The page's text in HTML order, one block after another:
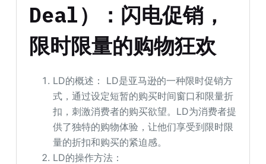
Deal）：闪电促销，
限时限量的购物狂欢
LD的概述： LD是亚马逊的一种限时促销方
式，通过设定短暂的购买时间窗口和限量折
扣，刺激消费者的购买欲望。LD为消费者提
供了独特的购物体验，让他们享受到限时限
量的折扣和购买的紧迫感。
LD的操作方法：